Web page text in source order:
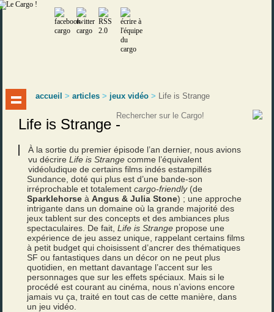
accueil >articles > jeux vidéo > Life is Strange
Life is Strange -
À la sortie du premier épisode l’an dernier, nous avions
vu décrireLife is Strange comme l’équivalent
vidéoludique de certains films indés estampillés
Sundance, doté qui plus est d’une bande-son
irréprochable et totalementcargo-friendly(de
Sparklehorse àAngus & Julia Stone) ; une approche
intrigante dans un domaine où la grande majorité des
jeux tablent sur des concepts et des ambiances plus
spectaculaires. De fait,Life is Strange propose une
expérience de jeu assez unique, rappelant certains films
à petit budget qui choisissent d’ancrer des thématiques
SF ou fantastiques dans un décor on ne peut plus
quotidien, en mettant davantage l’accent sur les
personnages que sur les effets spéciaux. Mais si le
procédé est courant au cinéma, nous n’avions encore
jamais vu ça, traité en tout cas de cette manière, dans
un jeu vidéo.